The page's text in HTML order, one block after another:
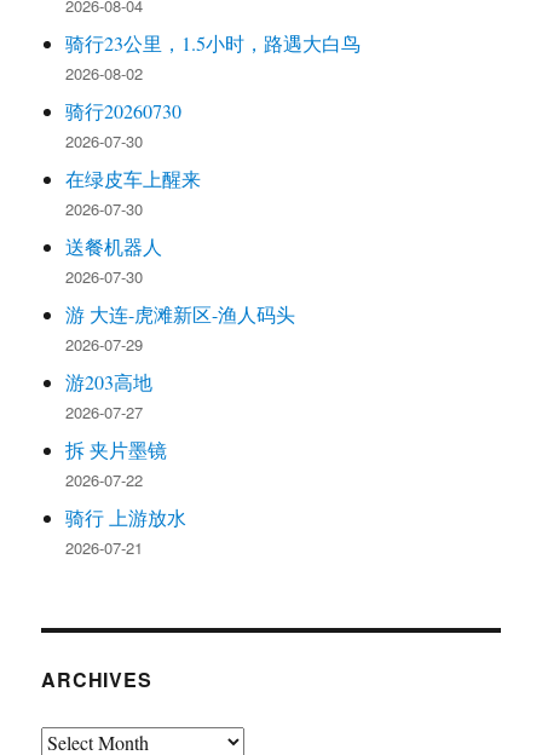
2026-08-04
骑行23公里，1.5小时，路遇大白鸟
2026-08-02
骑行20260730
2026-07-30
在绿皮车上醒来
2026-07-30
送餐机器人
2026-07-30
游 大连-虎滩新区-渔人码头
2026-07-29
游203高地
2026-07-27
拆 夹片墨镜
2026-07-22
骑行 上游放水
2026-07-21
ARCHIVES
Archives